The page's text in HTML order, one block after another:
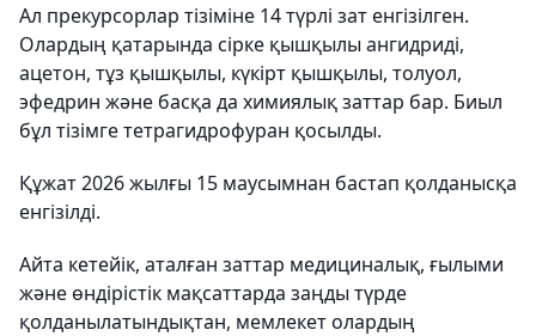
Ал прекурсорлар тізіміне 14 түрлі зат енгізілген.
Олардың қатарында сірке қышқылы ангидриді,
ацетон, тұз қышқылы, күкірт қышқылы, толуол,
эфедрин және басқа да химиялық заттар бар. Биыл
бұл тізімге тетрагидрофуран қосылды.
Құжат 2026 жылғы 15 маусымнан бастап қолданысқа
енгізілді.
Айта кетейік, аталған заттар медициналық, ғылыми
және өндірістік мақсаттарда заңды түрде
қолданылатындықтан, мемлекет олардың